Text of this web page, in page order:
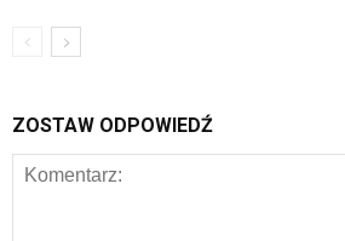
ZOSTAW ODPOWIEDŹ